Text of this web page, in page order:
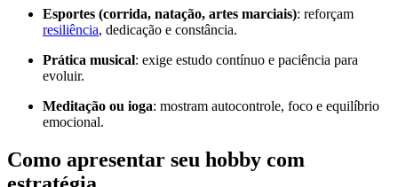
Esportes (corrida, natação, artes marciais): reforçam
resiliência, dedicação e constância.
Prática musical: exige estudo contínuo e paciência para
evoluir.
Meditação ou ioga: mostram autocontrole, foco e equilíbrio
emocional.
Como apresentar seu hobby com